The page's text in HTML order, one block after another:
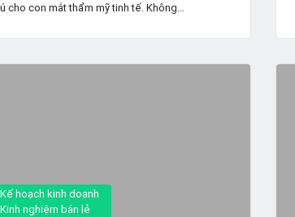
cho con mắt thẩm mỹ tinh tế. Không...
Kế hoạch kinh doanh
Kinh nghiệm bán lẻ